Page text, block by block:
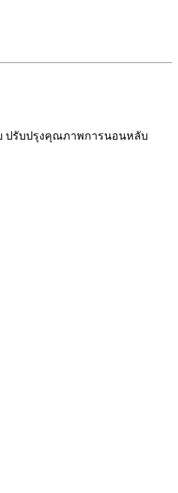
ย ปรับปรุงคุณภาพการนอนหลับ